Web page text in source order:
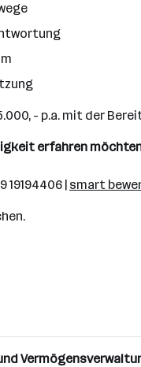
- p.a. mit der
erfahren
19194406 | smart